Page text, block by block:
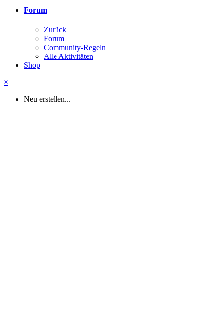
Forum
Zurück
Forum
Community-Regeln
Alle Aktivitäten
Shop
×
Neu erstellen...